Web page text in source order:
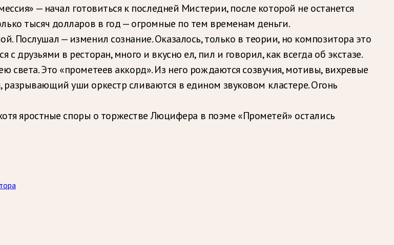
— начал готовиться к последней Мистерии, после которой не останется
тысяч долларов в год — огромные по тем временам деньги.
Послушал — изменил сознание. Оказалось, только в теории, но композитора это
друзьями в ресторан, много и вкусно ел, пил и говорил, как всегда об экстазе.
Это «прометеев аккорд». Из него рождаются созвучия, мотивы, вихревые
уши оркестр сливаются в едином звуковом кластере. Огонь
яростные споры о торжестве Люцифера в поэме «Прометей» остались